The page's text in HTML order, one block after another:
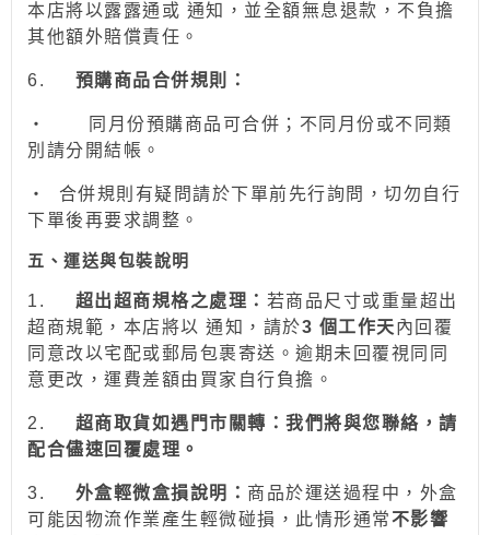
本店將以露露通或 通知，並全額無息退款 ，不負擔
其他額外賠償責任。
6. 預購商品合併規則：
‧
同月份預購商品可合併；不同月份或不同類
別請分開結帳。
‧ 合併規則有疑問請於下單前先行詢問，切勿自行
下單後再要求調整。
五、運送與包裝說明
1. 超出超商規格之處理： 若商品尺寸或重量超出
超商規範，本店將以 通知，請於3 個工作天內回覆
同意改以宅配或郵局包裹寄送。逾期未回覆視同同
意更改，運費差額由買家自行負擔。
2.
超商取貨如遇門市關轉：我們將與您聯絡，請
配合儘速回覆處理。
3. 外盒輕微盒損說明： 商品於運送過程中，外盒
可能因物流作業產生輕微碰損，此情形通常不影響